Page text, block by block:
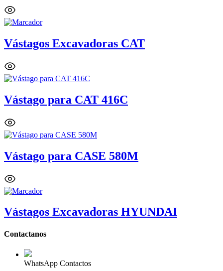
Vástagos Excavadoras CAT
Vástago para CAT 416C
Vástago para CASE 580M
Vástagos Excavadoras HYUNDAI
Contactanos
WhatsApp Contactos